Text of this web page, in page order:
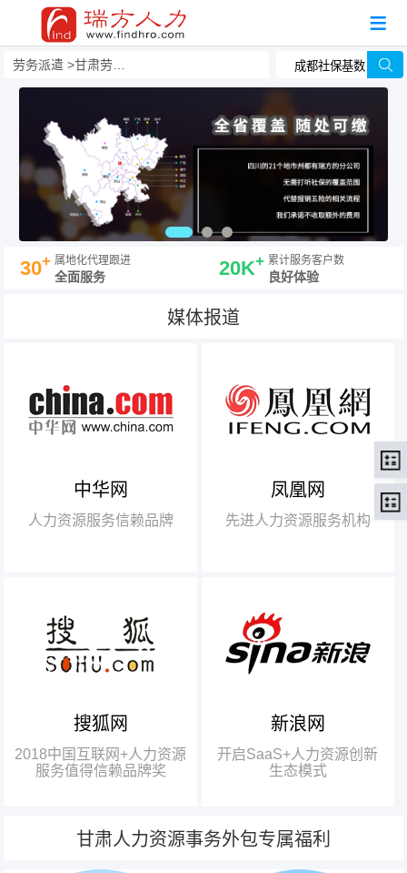
劳务派遣 甘肃劳务派遣
30+ 属地化代理跟进
全面服务 20K+ 累计服务客户数
良好体验
媒体报道
中华网
人力资源服务信赖品牌
【腾讯】“2018中国互联网
+行业领军企业奖”
【瑞方】“2018中国互联网
凤凰网
先进人力资源服务机构
搜狐网
2018中国互联网+人力资源
服务值得信赖品牌奖
瑞方人力获得人力资源行业唯
一奖项——“2018中国互联网+人
力资源服务值得信赖品牌奖”
新浪网
开启SaaS+人力资源创新
生态模式
甘肃人力资源事务外包专属福利